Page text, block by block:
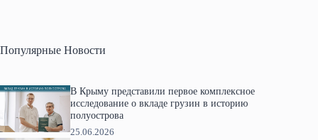
Популярные Новости
В Крыму представили первое комплексное
исследование о вкладе грузин в историю
полуострова
25.06.2026